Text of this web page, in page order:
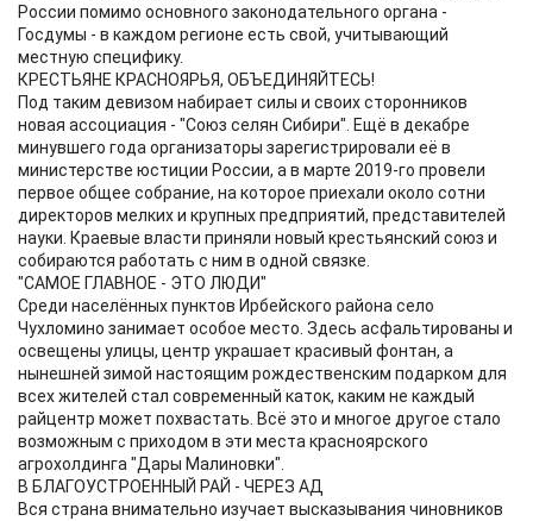
России помимо основного законодательного органа -
Госдумы - в каждом регионе есть свой, учитывающий
местную специфику.
КРЕСТЬЯНЕ КРАСНОЯРЬЯ, ОБЪЕДИНЯЙТЕСЬ!
Под таким девизом набирает силы и своих сторонников
новая ассоциация - "Союз селян Сибири". Ещё в декабре
минувшего года организаторы зарегистрировали её в
министерстве юстиции России, а в марте 2019-го провели
первое общее собрание, на которое приехали около сотни
директоров мелких и крупных предприятий, представителей
науки. Краевые власти приняли новый крестьянский союз и
собираются работать с ним в одной связке.
"САМОЕ ГЛАВНОЕ - ЭТО ЛЮДИ"
Среди населённых пунктов Ирбейского района село
Чухломино занимает особое место. Здесь асфальтированы и
освещены улицы, центр украшает красивый фонтан, а
нынешней зимой настоящим рождественским подарком для
всех жителей стал современный каток, каким не каждый
райцентр может похвастать. Всё это и многое другое стало
возможным с приходом в эти места красноярского
агрохолдинга "Дары Малиновки".
В БЛАГОУСТРОЕННЫЙ РАЙ - ЧЕРЕЗ АД
Вся страна внимательно изучает высказывания чиновников